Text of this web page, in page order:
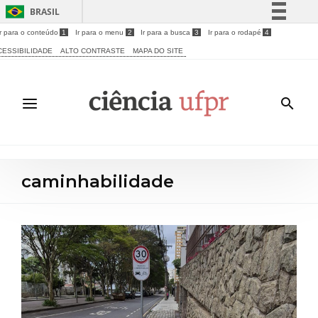
BRASIL
Simplifique!
Acesso à informação
Legislação
para o conteúdo 1 Ir para o menu 2 Ir para a busca 3 Ir para o rodapé 4
ALTO CONTRASTE MAPA DO SITE
caminhabilidade